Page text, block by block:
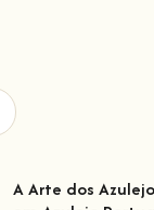
A Arte dos